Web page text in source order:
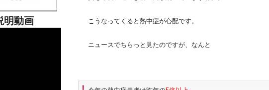
こうなってくると熱中症が心配です。
ニュースでちらっと見たのですが、なんと
明動画